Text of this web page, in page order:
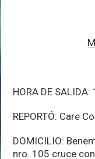
HORA DE
REPORTÓ: Care
DOMICILIO:
nro. 105 cruce